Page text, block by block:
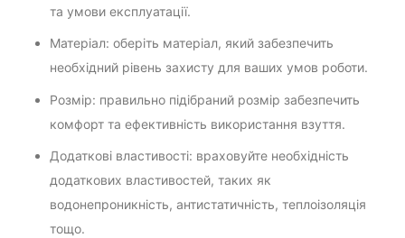
та умови експлуатації.
Матеріал: оберіть матеріал, який забезпечить
необхідний рівень захисту для ваших умов роботи.
Розмір: правильно підібраний розмір забезпечить
комфорт та ефективність використання взуття.
Додаткові властивості: враховуйте необхідність
додаткових властивостей, таких як
водонепроникність, антистатичність, теплоізоляція
тощо.